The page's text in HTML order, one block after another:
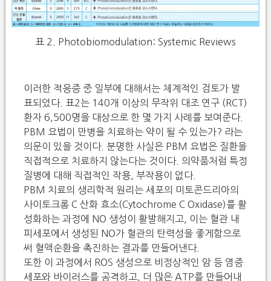
표 2. Photobiomodulation: Systemic Reviews
이러한 적응증 중 일부에 대해서는 체계적인 검토가 발
표되었다. 표2는 140개 이상의 무작위 대조 연구 (RCT)
환자 6,500명을 대상으로 한 몇 가지 사례를 보여준다.
PBM 요법이 만병을 치료하는 약이 될 수 있는가? 라는
의문이 있을 것이다. 분명한 사실은 PBM 요법은 질환을
직접적으로 치료하지 않는다는 것이다. 의약품처럼 특정
질병에 대해 직접적인 작용, 부작용이 없다.
PBM 치료의 생리학적 원리는 세포의 미토콘드리아의
사이토크롬 C 산화 효소(Cytochrome C Oxidase)를 활
성화하는 과정에 NO 생성이 활발해지고, 이는 혈관 내
피세포에서 생성된 NO가 혈관의 탄력성을 좋게함으로
써 혈액순환을 촉진하는 결과를 만들어낸다.
또한 이 과정에서 ROS 생성으로 비정상적인 암 등 염증
세포와 바이러스를 공격하고, 더 많은 ATP를 만들어내